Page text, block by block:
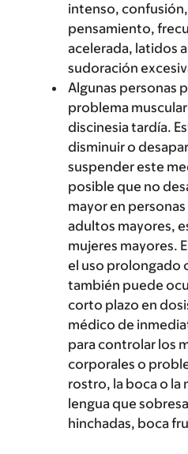
intenso,
pensamiento,
acelerada, latidos
sudoración
Algunas personas
problema
discinesia tardía.
disminuir o
suspender este
posible que no
mayor en
adultos mayores,
mujeres mayores.
el uso prolongado
también puede
corto plazo en
médico de
para controlar los
corporales o
rostro, la boca o la
lengua que
hinchadas, boca